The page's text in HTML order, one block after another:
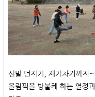
신발 던지기, 제기차기까지~
올림픽을 방불케 하는 열정